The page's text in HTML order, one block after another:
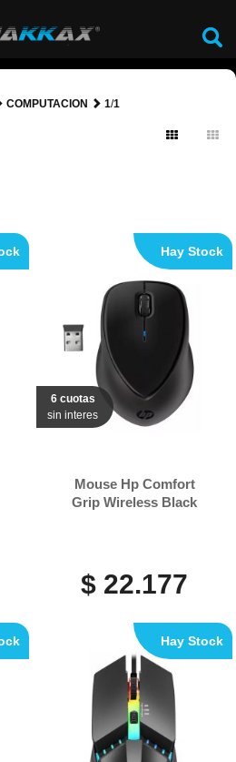
COMPUTACION 1/1
6 cuotas
sin interes
Mouse Hp Comfort
Grip Wireless Black
$ 22.177
Hay Stock
Hay Stock